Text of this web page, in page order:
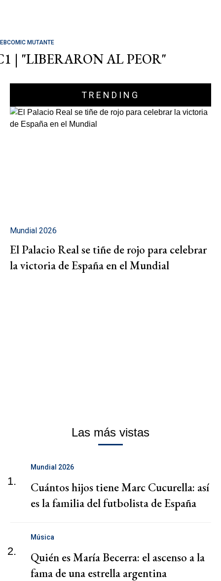
MUTANTE
| "LIBERARON AL PEOR"
TRENDING
Mundial 2026
El Palacio Real se tiñe de rojo para celebrar
la victoria de España en el Mundial
Las más vistas
1.
Mundial 2026
Cuántos hijos tiene Marc Cucurella: así
es la familia del futbolista de España
2.
Música
Quién es María Becerra: el ascenso a la
fama de una estrella argentina